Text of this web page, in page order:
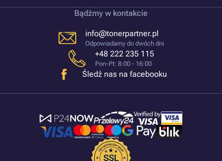
Bądźmy w kontakcie
info@tonerpartner.pl
Odpowiadamy do dwóch dni
+48 222 235 115
Pon-Pt: 8:00 - 16:00
Śledź nas na facebooku